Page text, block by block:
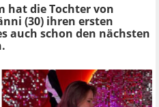
hat die Tochter von
(30) ihren ersten
auch schon den nächsten